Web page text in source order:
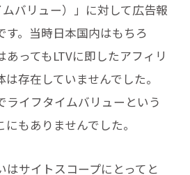
ムバリュー）」に対して広告報
す。当時日本国内はもちろ
ってもLTVに即したアフィリ
存在していませんでした。
ライフタイムバリューという
もありませんでした。
はサイトスコープにとってと